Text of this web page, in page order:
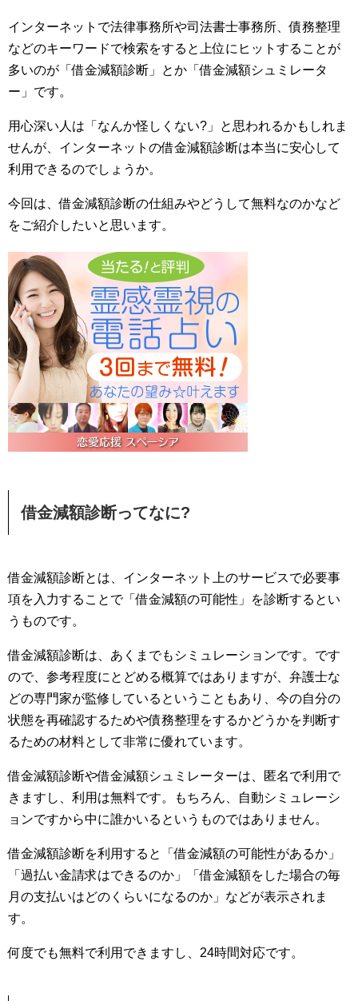
インターネットで法律事務所や司法書士事務所、債務整理
などのキーワードで検索をすると上位にヒットすることが
多いのが「借金減額診断」とか「借金減額シュミレータ
ー」です。
用心深い人は「なんか怪しくない?」と思われるかもしれま
せんが、インターネットの借金減額診断は本当に安心して
利用できるのでしょうか。
今回は、借金減額診断の仕組みやどうして無料なのかなど
をご紹介したいと思います。
借金減額診断ってなに?
借金減額診断とは、インターネット上のサービスで必要事
項を入力することで「借金減額の可能性」を診断するとい
うものです。
借金減額診断は、あくまでもシミュレーションです。です
ので、参考程度にとどめる概算ではありますが、弁護士な
どの専門家が監修しているということもあり、今の自分の
状態を再確認するためや債務整理をするかどうかを判断す
るための材料として非常に優れています。
借金減額診断や借金減額シュミレーターは、匿名で利用で
きますし、利用は無料です。もちろん、自動シミュレーシ
ョンですから中に誰かいるというものではありません。
借金減額診断を利用すると「借金減額の可能性があるか」
「過払い金請求はできるのか」「借金減額をした場合の毎
月の支払いはどのくらいになるのか」などが表示されま
す。
何度でも無料で利用できますし、24時間対応です。